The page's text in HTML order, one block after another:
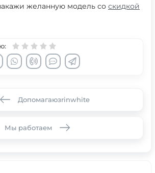
желанную модель со скидкой
Допомагаюзrinwhite
Мы работаем